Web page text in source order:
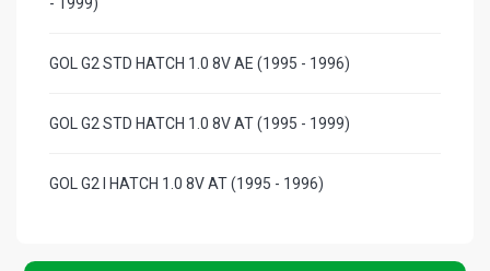
GOL G2 STD HATCH 1.0 8V AE (1995 - 1996)
GOL G2 STD HATCH 1.0 8V AT (1995 - 1999)
GOL G2 I HATCH 1.0 8V AT (1995 - 1996)